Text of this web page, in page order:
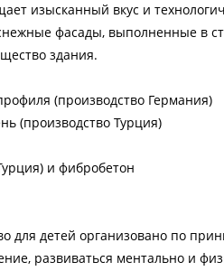
изысканный вкус и
фасады, выполненные в
здания.
(производство Германия)
(производство Турция)
и фибробетон
для детей организовано по
развиваться ментально и